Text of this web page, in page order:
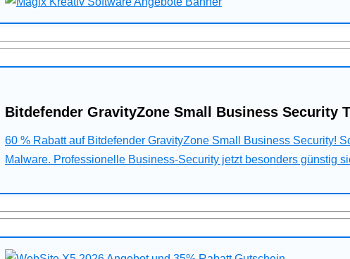
Bitdefender GravityZone Small Business Security
60 % Rabatt auf Bitdefender GravityZone Small Business Security!
Malware. Professionelle Business-Security jetzt besonders günstig